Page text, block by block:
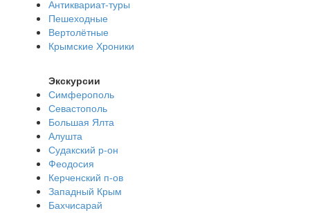
Антиквариат-туры
Пешеходные
Вертолётные
Крымские Хроники
Экскурсии
Симферополь
Севастополь
Большая Ялта
Алушта
Судакский р-он
Феодосия
Керченский п-ов
Западный Крым
Бахчисарай